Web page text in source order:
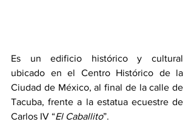
Es un edificio histórico y cultural
ubicado en el Centro Histórico de la
Ciudad de México, al final de la calle de
Tacuba, frente a la estatua ecuestre de
Carlos IV “El Caballito”.